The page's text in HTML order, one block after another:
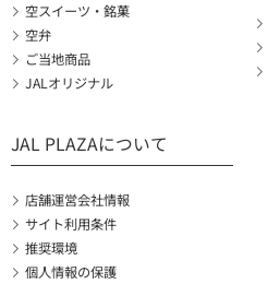
空スイーツ・銘菓
空弁
ご当地商品
JALオリジナル
JAL PLAZAについて
店舗運営会社情報
サイト利用条件
推奨環境
個人情報の保護